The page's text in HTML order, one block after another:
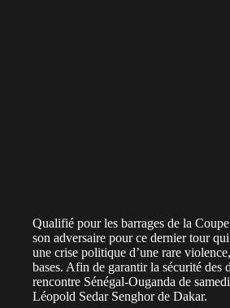
Qualifié pour les barrages de la
son adversaire pour ce dernier tour
une crise politique d’une rare
bases. Afin de garantir la sécurité des
rencontre Sénégal-Ouganda de
Léopold Sedar Senghor de Dakar.